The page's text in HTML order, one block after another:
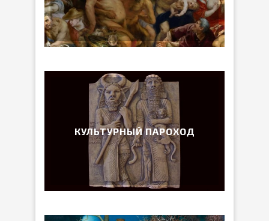
КУЛЬТУРНЫЙ ПАРОХОД